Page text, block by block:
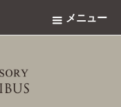
メニュー